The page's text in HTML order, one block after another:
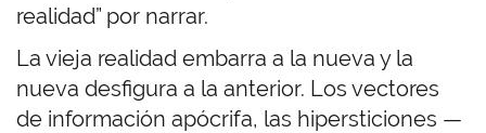
realidad” por narrar.
La vieja realidad embarra a la nueva y la
nueva desfigura a la anterior. Los vectores
de información apócrifa, las hipersticiones —